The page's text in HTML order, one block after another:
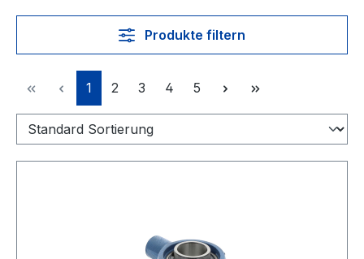
Produkte filtern
Seite
1 Seite
2 Seite
3 Seite
4 Seite
5